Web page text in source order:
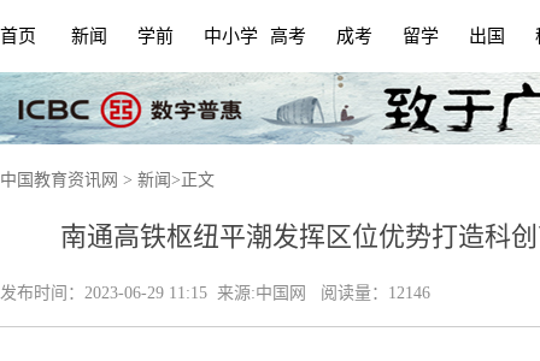
首页 新闻 学前 中小学 高考 成考 留学 出国
中国教育资讯网 > 新闻 > 正文
南通高铁枢纽平潮发挥区位优势打造科
发布时间： 2023-06-29 11:15 来源:中国网 阅读量：12146